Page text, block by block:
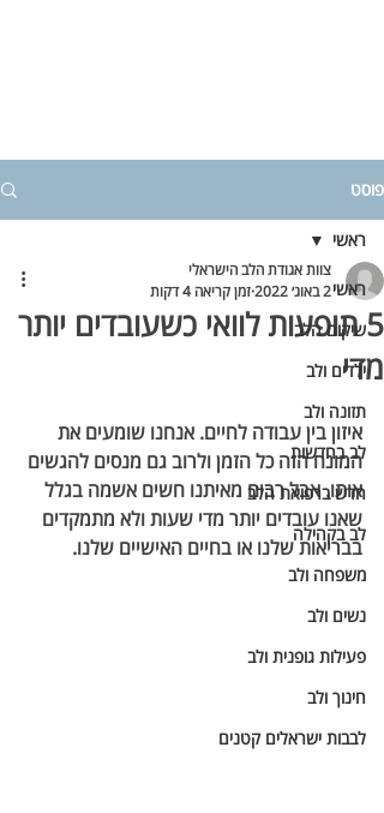
פוסט
ראשי
שיקום הלב
ילדים ולב
תזונה ולב
לב בחדשות
חדש ברפואת הלב
לב בקהילה
משפחה ולב
נשים ולב
פעילות גופנית ולב
חינוך ולב
לבבות ישראלים קטנים
ראשי
5 תופעות לוואי כשעובדים יותר
מדי
צוות אגודת הלב הישראלי
2 באוג׳ 2022
זמן קריאה 4 דקות
איזון בין עבודה לחיים. אנחנו שומעים את
המונח הזה כל הזמן ולרוב גם מנסים להגשים
אותו. אבל רבים מאיתנו חשים אשמה בגלל
שאנו עובדים יותר מדי שעות ולא מתמקדים
בבריאות שלנו או בחיים האישיים שלנו.